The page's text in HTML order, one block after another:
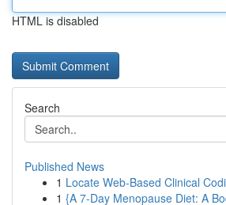
HTML is disabled
Search
Published News
1 Locate Web-Based Clinical
1 {A 7-Day Menopause Diet: A